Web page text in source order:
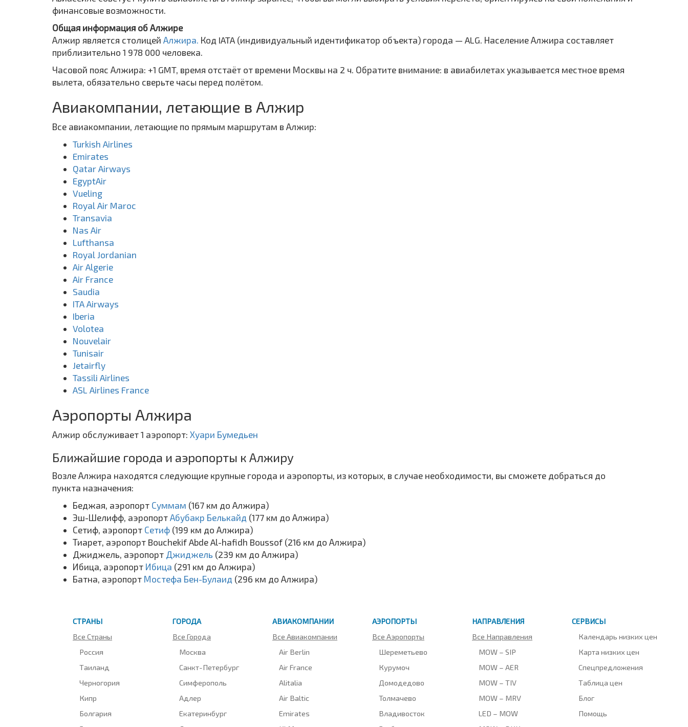
финансовые возможности.
Общая информация об Алжире
Алжир является столицей Алжира. Код IATA (индивидуальный идентификатор объекта) города — ALG. Население Алжира составляет
приблизительно 1 978 000 человека.
Часовой пояс Алжира: +1 GMT, время отстаёт от времени Москвы на 2 ч. Обратите внимание: в авиабилетах указывается местное время
вылета, обязательно сверьте часы перед полётом.
Авиакомпании, летающие в Алжир
Все авиакомпании, летающие по прямым маршрутам в Алжир:
Turkish Airlines
Emirates
Qatar Airways
EgyptAir
Vueling
Royal Air Maroc
Transavia
Nas Air
Lufthansa
Royal Jordanian
Air Algerie
Air France
Saudia
ITA Airways
Iberia
Volotea
Nouvelair
Tunisair
Jetairfly
Tassili Airlines
ASL Airlines France
Аэропорты Алжира
Алжир обслуживает 1 аэропорт: Хуари Бумедьен
Ближайшие города и аэропорты к Алжиру
Возле Алжира находятся следующие крупные города и аэропорты, из которых, в случае необходимости, вы сможете добраться до
пункта назначения:
Беджая, аэропорт Суммам (167 км до Алжира)
Эш-Шелифф, аэропорт Абубакр Белькайд (177 км до Алжира)
Сетиф, аэропорт Сетиф (199 км до Алжира)
Тиарет, аэропорт Bouchekif Abde Al-hafidh Boussof (216 км до Алжира)
Джиджель, аэропорт Джиджель (239 км до Алжира)
Ибица, аэропорт Ибица (291 км до Алжира)
Батна, аэропорт Мостефа Бен-Булаид (296 км до Алжира)
СТРАНЫ
Все Страны
Россия
Таиланд
Черногория
Кипр
Болгария
ГОРОДА
Все Города
Москва
Санкт-Петербург
Симферополь
Адлер
Екатеринбург
АВИАКОМПАНИИ
Все Авиакомпании
Air Berlin
Air France
Alitalia
Air Baltic
Emirates
АЭРОПОРТЫ
Все Аэропорты
Шереметьево
Курумоч
Домодедово
Толмачево
Владивосток
НАПРАВЛЕНИЯ
Все Направления
MOW – SIP
MOW – AER
MOW – TIV
MOW – MRV
LED – MOW
СЕРВИСЫ
Календарь низких цен
Карта низких цен
Спецпредложения
Таблица цен
Блог
Помощь